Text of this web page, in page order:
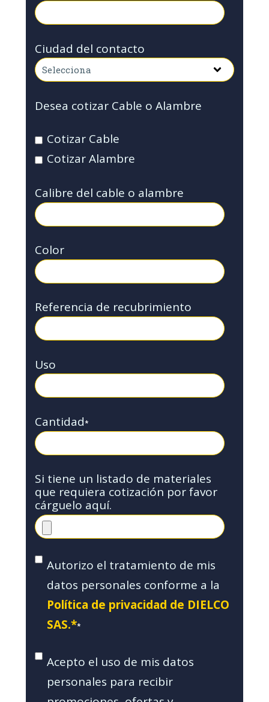
Ciudad del contacto
Desea cotizar Cable o Alambre
Cotizar Cable
Cotizar Alambre
Calibre del cable o alambre
Color
Referencia de recubrimiento
Uso
Cantidad*
Si tiene un listado de materiales
que requiera cotización por favor
cárguelo aquí.
Autorizo el tratamiento de mis
datos personales conforme a la
Política de privacidad de DIELCO
SAS.**
Acepto el uso de mis datos
personales para recibir